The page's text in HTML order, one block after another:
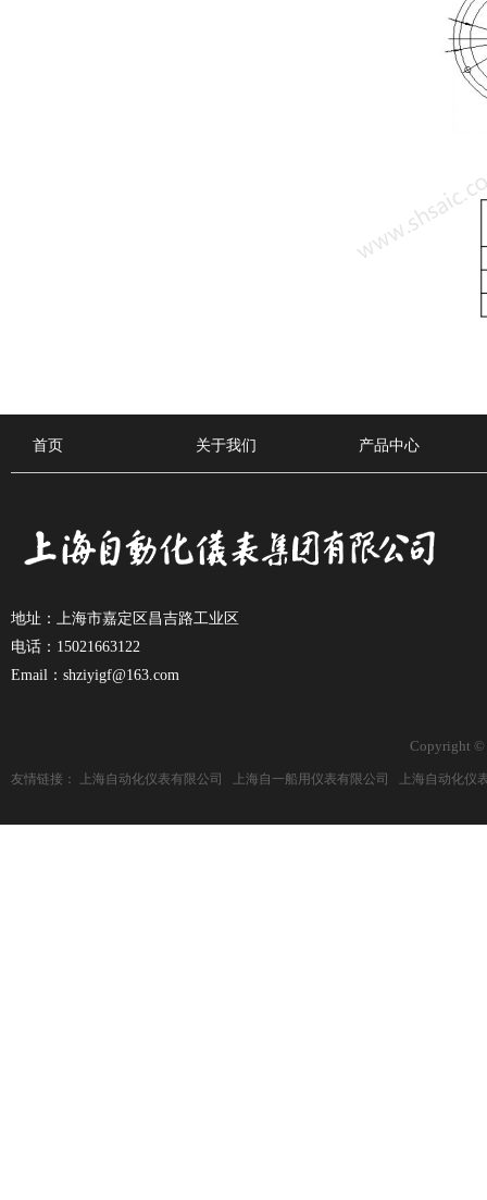
首页 关于我们 产品中心
地址：上海市嘉定区昌吉路工业区
电话：15021663122
Email：shziyigf@163.com
Copyright ©
友情链接： 上海自动化仪表有限公司 上海自一船用仪表有限公司 上海自动化仪